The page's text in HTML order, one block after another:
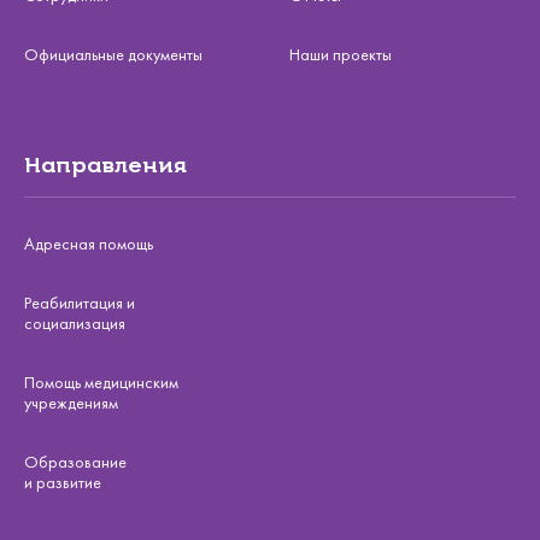
Официальные документы Наши проекты
Направления
Адресная помощь
Реабилитация и
социализация
Помощь медицинским
учреждениям
Образование
и развитие